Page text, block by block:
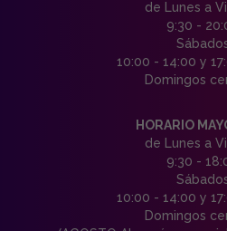
de Lunes a
9:30 -
10:00 - 14:00 y
Domingos
HORARIO
de Lunes a
9:30 -
10:00 - 14:00 y
Domingos